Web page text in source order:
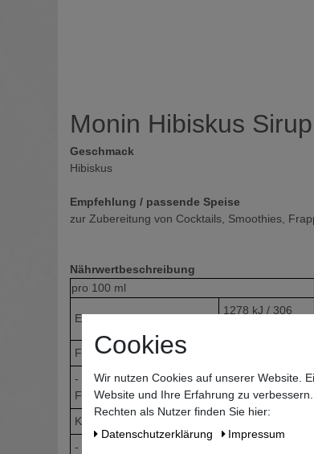
Monin Hibiskus
Geschmack
Hibiskus
Empfehlung / passende Speise
zur Zubereitung von Cocktails, Smoothies,
Nährwertbeschreibung
pro 100 ml
Energie
1278 kJ / 306
Fett
- davon gesättigte
Fettsäuren
Kohlenhydrate
- davon Zucker
Cookies
Wir nutzen Cookies auf unserer Website.
Website und Ihre Erfahrung zu
Rechten als Nutzer finden Sie hier:
Daten­schutz­erklärung
Impressum